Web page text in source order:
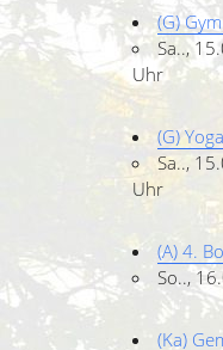
(G)
Sa..,
Uhr
(G) Yoga
Sa..,
Uhr
(A) 4.
So..,
(Ka)